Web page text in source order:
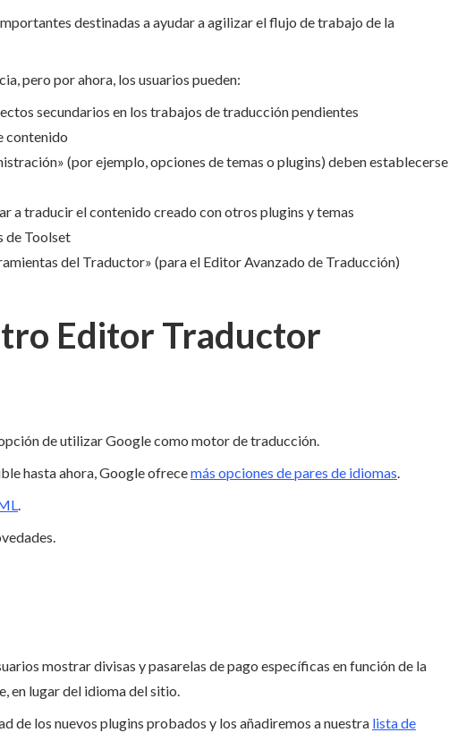
destinadas a ayudar a agilizar el flujo de trabajo de la
pero por ahora, los usuarios pueden:
secundarios en los trabajos de traducción pendientes
contenido
(por ejemplo, opciones de temas o plugins) deben establecerse
a traducir el contenido creado con otros plugins y temas
de Toolset
del Traductor» (para el Editor Avanzado de Traducción)
Editor Traductor
de utilizar Google como motor de traducción.
hasta ahora, Google ofrecemás opciones de pares de idiomas.
.
mostrar divisas y pasarelas de pago específicas en función de la
en lugar del idioma del sitio.
de los nuevos plugins probados y los añadiremos a nuestra lista de